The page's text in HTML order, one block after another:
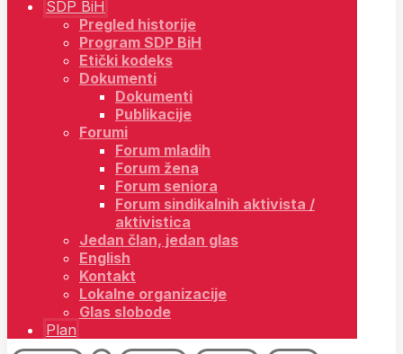
SDP BiH
Pregled historije
Program SDP BiH
Etički kodeks
Dokumenti
Dokumenti
Publikacije
Forumi
Forum mladih
Forum žena
Forum seniora
Forum sindikalnih aktivista /
aktivistica
Jedan član, jedan glas
English
Kontakt
Lokalne organizacije
Glas slobode
Plan